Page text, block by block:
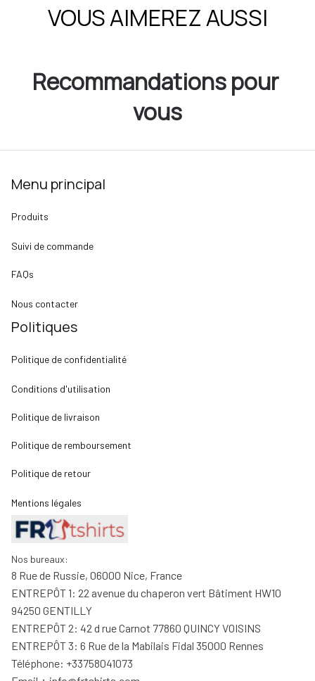
VOUS AIMEREZ AUSSI
Recommandations pour
vous
Menu principal
Produits
Suivi de commande
FAQs
Nous contacter
Politiques
Politique de confidentialité
Conditions d'utilisation
Politique de livraison
Politique de remboursement
Politique de retour
Mentions légales
Nos bureaux:
8 Rue de Russie, 06000 Nice, France
ENTREPÔT 1: 22 avenue du chaperon vert Bâtiment HW10
94250 GENTILLY
ENTREPÔT 2: 42 d rue Carnot 77860 QUINCY VOISINS
ENTREPÔT 3: 6 Rue de la Mabilais Fidal 35000 Rennes
Téléphone: +33758041073